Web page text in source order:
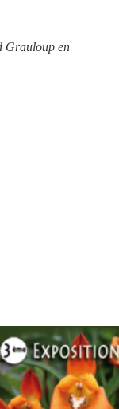
Grauloup en